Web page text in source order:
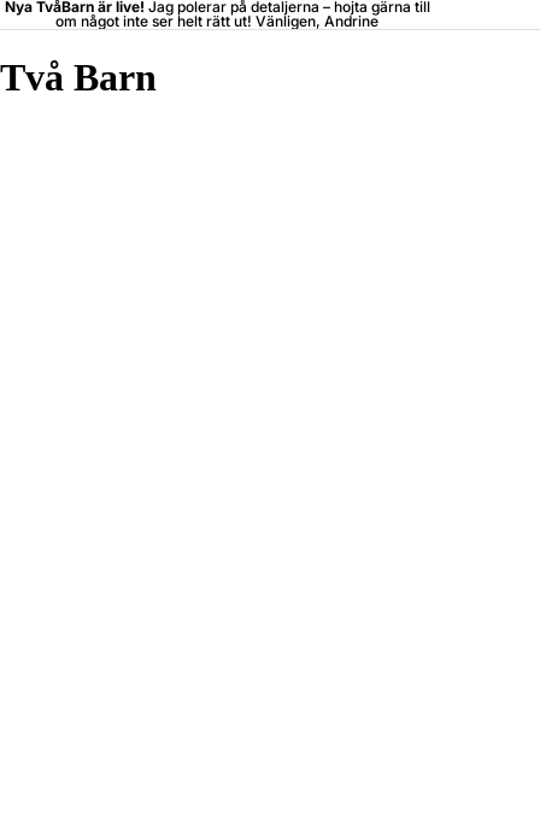
Nya TvåBarn är live! Jag polerar på detaljerna – hojta gärna till
om något inte ser helt rätt ut! Vänligen, Andrine
Två Barn